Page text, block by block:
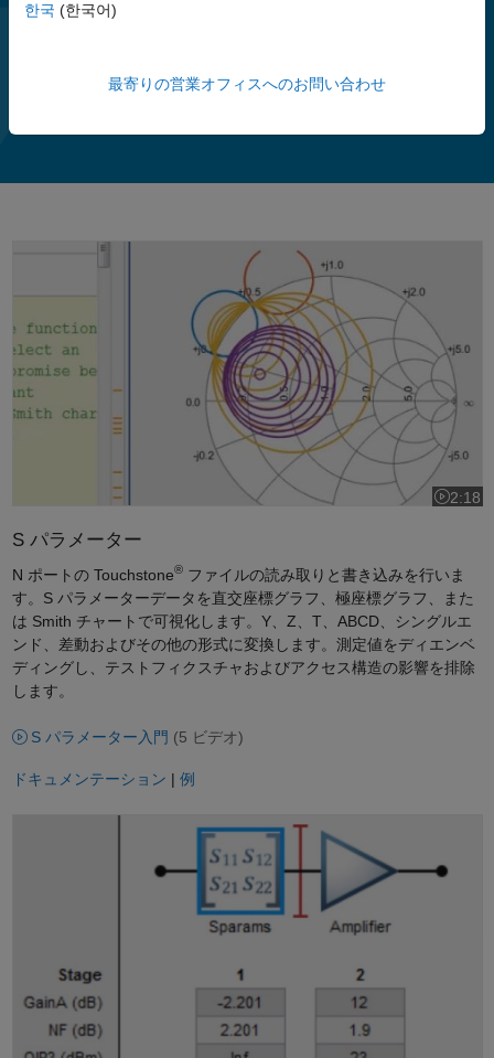
似により、インターコネクトをモデル化し、Simulink、SPICE、ま
ビ
デ
オ
を
生
S パラメーターの操作
2:18
ビデオ
S パラメーター
N ポートの Touchstone®ファイルの読み取りと書き込みを行いま
す。S パラメーターデータを直交座標グラフ、極座標グラフ、また
は Smith チャートで可視化します。Y、Z、T、ABCD、シングルエ
ンド、差動およびその他の形式に変換します。測定値をディエンベ
ディングし、テストフィクスチャおよびアクセス構造の影響を排除
します。
S パラメーター入門 (5 ビデオ)
ドキュメンテーション | 例
RF Toolbox による RF バジェット解析
한국 (한국어)
最寄りの営業オフィスへのお問い合わせ